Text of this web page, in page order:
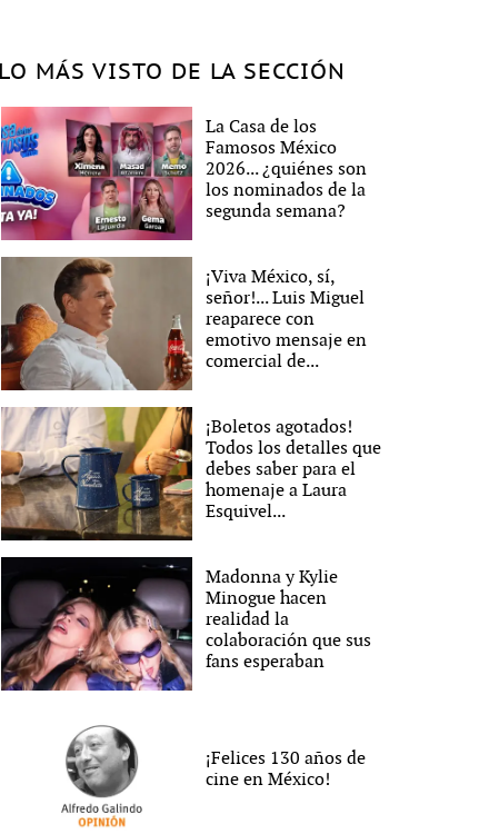
LO MÁS VISTO DE LA SECCIÓN
La Casa de los
Famosos México
2026... ¿quiénes son
los nominados de la
segunda semana?
¡Viva México, sí,
señor!... Luis Miguel
reaparece con
emotivo mensaje en
comercial de...
¡Boletos agotados!
Todos los detalles que
debes saber para el
homenaje a Laura
Esquivel...
Madonna y Kylie
Minogue hacen
realidad la
colaboración que sus
fans esperaban
¡Felices 130 años de
cine en México!